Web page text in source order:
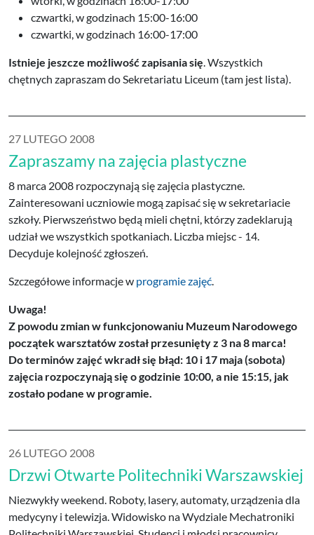
czwartki, w godzinach 15:00-16:00
czwartki, w godzinach 16:00-17:00
Istnieje jeszcze możliwość zapisania się. Wszystkich
chętnych zapraszam do Sekretariatu Liceum (tam jest lista).
27 LUTEGO 2008
Zapraszamy na zajęcia plastyczne
8 marca 2008 rozpoczynają się zajęcia plastyczne.
Zainteresowani uczniowie mogą zapisać się w sekretariacie
szkoły. Pierwszeństwo będą mieli chętni, którzy zadeklarują
udział we wszystkich spotkaniach. Liczba miejsc - 14.
Decyduje kolejność zgłoszeń.
Szczegółowe informacje w programie zajęć.
Uwaga!
Z powodu zmian w funkcjonowaniu Muzeum Narodowego
początek warsztatów został przesunięty z 3 na 8 marca!
Do terminów zajęć wkradł się błąd: 10 i 17 maja (sobota)
zajęcia rozpoczynają się o godzinie 10:00, a nie 15:15, jak
zostało podane w programie.
26 LUTEGO 2008
Drzwi Otwarte Politechniki Warszawskiej
Niezwykły weekend. Roboty, lasery, automaty, urządzenia dla
medycyny i telewizja. Widowisko na Wydziale Mechatroniki